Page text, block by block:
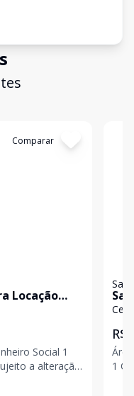
Comparar
Locação
Social 1
a
R$
1